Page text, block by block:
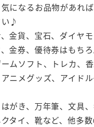
になるお品物があれ
い♪
金貨、宝石、ダイヤ
金券、優待券はもちろ
ムソフト、トレカ、香
ニメグッズ、アイド
がき、万年筆、文具
タイ、靴など、他多